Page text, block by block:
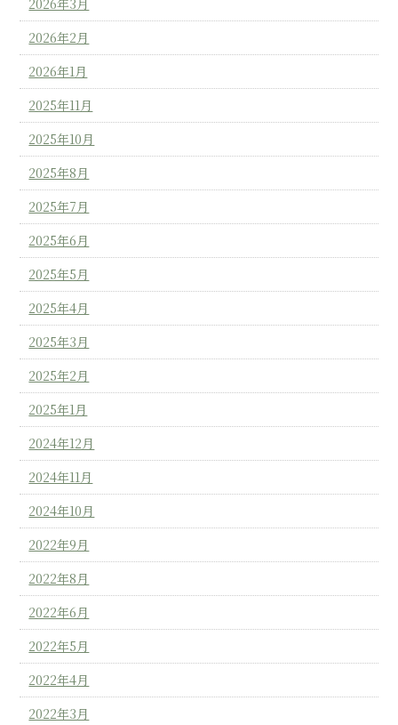
2026年3月
2026年2月
2026年1月
2025年11月
2025年10月
2025年8月
2025年7月
2025年6月
2025年5月
2025年4月
2025年3月
2025年2月
2025年1月
2024年12月
2024年11月
2024年10月
2022年9月
2022年8月
2022年6月
2022年5月
2022年4月
2022年3月